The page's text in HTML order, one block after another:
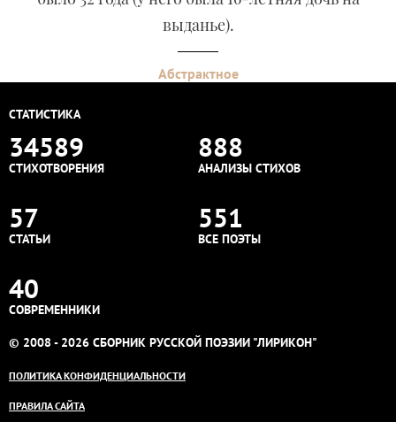
выданье).
Абстрактное
СТАТИСТИКА
34589
СТИХОТВОРЕНИЯ
888
АНАЛИЗЫ СТИХОВ
57
СТАТЬИ
551
ВСЕ ПОЭТЫ
40
СОВРЕМЕННИКИ
© 2008 - 2026 СБОРНИК РУССКОЙ ПОЭЗИИ "ЛИРИКОН"
ПОЛИТИКА КОНФИДЕНЦИАЛЬНОСТИ
ПРАВИЛА САЙТА